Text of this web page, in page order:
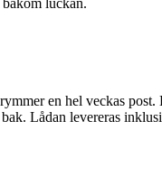
en hel veckas
Lådan levereras